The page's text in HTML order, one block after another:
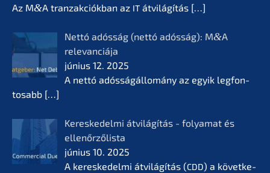
Az M&A tranzak­ciók­ban az IT átvilá­gí­tás […]
Nettó adósság (nettó adósság): M&A
relevan­ciá­ja
június 12. 2025
A nettó adóssá­gál­lomá­ny az egyik legfon­
tosabb […]
Keres­ke­del­mi átvilá­gí­tás - folyamat és
ellenőr­ző­lis­ta
június 10. 2025
A keres­ke­del­mi átvilá­gí­tás (CDD) a követ­ke­